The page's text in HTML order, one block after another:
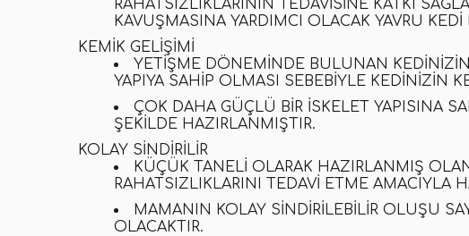
RAHATSIZLIKLARININ TEDAVISINE KATKI
KAVUŞMASINA YARDIMCI OLACAK YAVRU
KEMIK GELIŞIMI
YETIŞME DÖNEMINDE BULUNAN
YAPIYA SAHIP OLMASI SEBEBIYLE KEDINIZIN
ÇOK DAHA GÜÇLÜ BIR ISKELET YAPISINA
ŞEKILDE HAZIRLANMIŞTIR.
KOLAY SINDIRILIR
KÜÇÜK TANELI OLARAK HAZIRLANMIŞ
RAHATSIZLIKLARINI TEDAVI ETME AMACIYLA
MAMANIN KOLAY SINDIRILEBILIR OLUŞU
OLACAKTIR.